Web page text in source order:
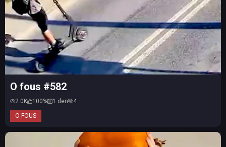
O FOUS
O fous #582
2.0K 100% 1 den 4